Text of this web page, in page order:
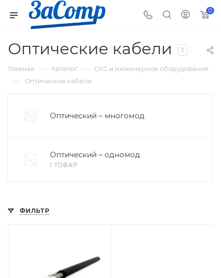
0
Оптические кабели 1
Главная — Каталог — СКС и инженерное оборудование
— Оптические кабели
Оптический – многомод
Оптический – одномод
1 ТОВАР
ФИЛЬТР